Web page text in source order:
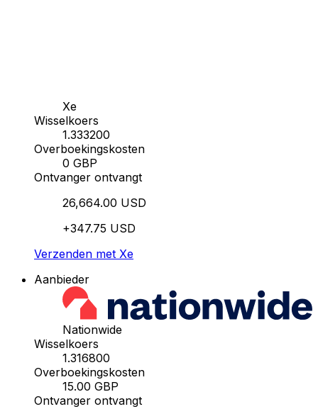
Xe
Wisselkoers
1.333200
Overboekingskosten
0 GBP
Ontvanger ontvangt
26,664.00 USD
+347.75 USD
Verzenden met Xe
Aanbieder
Nationwide
Wisselkoers
1.316800
Overboekingskosten
15.00 GBP
Ontvanger ontvangt